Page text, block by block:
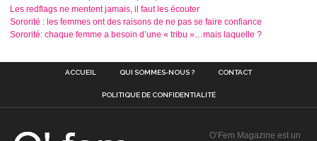
Les redflags ne mentent jamais, il faut les écouter
Sororité : les femmes ont des raisons de ne pas se faire confiance
Sororité: chaque femme a besoin d’une « tribu »…mais laquelle ?
ACCUEIL QUI SOMMES-NOUS ? CONTACT
POLITIQUE DE CONFIDENTIALITÉ
O’Fem Magazine est un